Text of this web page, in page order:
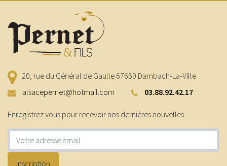
20, rue du Général de Gaulle 67650 Dambach-La-Ville
alsacepernet@hotmail.com
03.88.92.42.17
Enregistrez vous pour recevoir nos dernières nouvelles.
Adresse e-mail
Inscription